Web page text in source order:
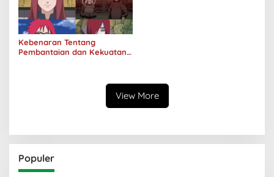
Kebenaran Tentang
Pembantaian dan Kekuatan
View More
Populer